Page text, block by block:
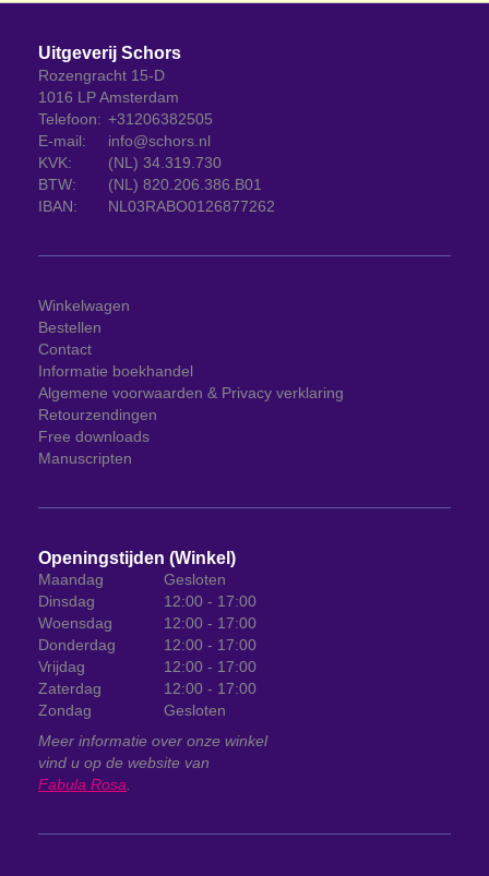
Uitgeverij Schors
Rozengracht 15-D
1016 LP Amsterdam
Telefoon: +31206382505
E-mail:
info@schors.nl
KVK:
(NL) 34.319.730
BTW:
(NL) 820.206.386.B01
IBAN:
NL03RABO0126877262
Winkelwagen
Bestellen
Contact
Informatie boekhandel
Algemene voorwaarden & Privacy verklaring
Retourzendingen
Free downloads
Manuscripten
Openingstijden (Winkel)
Maandag
Gesloten
Dinsdag
12:00 - 17:00
Woensdag
12:00 - 17:00
Donderdag
12:00 - 17:00
Vrijdag
12:00 - 17:00
Zaterdag
12:00 - 17:00
Zondag
Gesloten
Meer informatie over onze winkel
vind u op de website van
Fabula Rosa